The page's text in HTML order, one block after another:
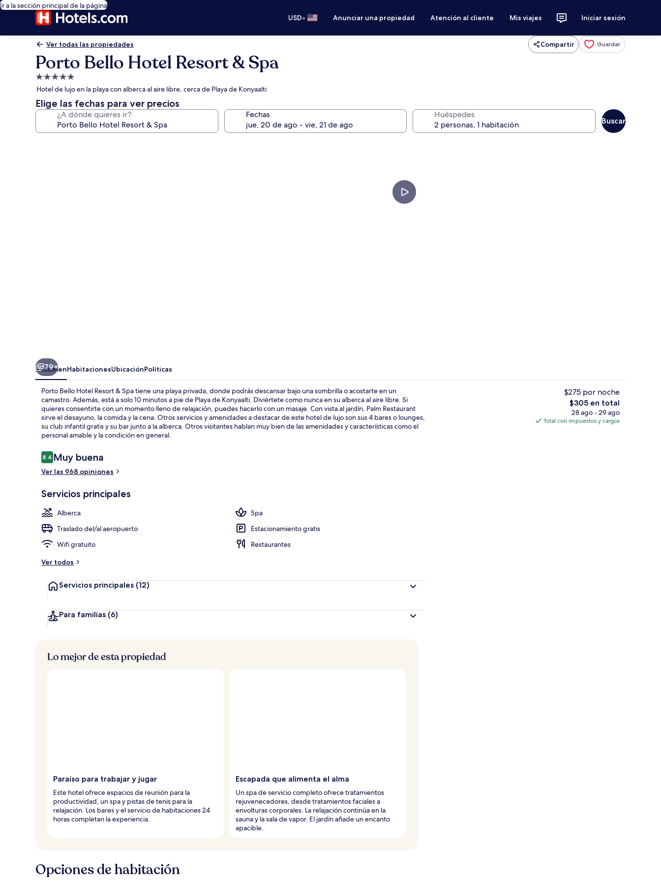
Ir a la sección principal de la página
USD• Anunciar una propiedad Atención al cliente Mis viajes Iniciar sesión
Ver todas las propiedades Compartir Guardar
Porto Bello Hotel Resort & Spa
Propiedad
de
5.0
estrellas
Hotel de lujo en la playa con alberca al aire libre, cerca de Playa de Konyaalti
Elige las fechas para ver precios
¿A dónde quieres ir? Fechas Huéspedes
Buscar
Exterior Exterior
79+
ResumenHabitacionesUbicaciónPolíticas
Porto Bello Hotel Resort & Spa tiene una playa privada, donde podrás descansar bajo una sombrilla o acostarte en un
camastro. Además, está a solo 10 minutos a pie de Playa de Konyaalti. Diviértete como nunca en su alberca al aire libre. Si
quieres consentirte con un momento lleno de relajación, puedes hacerlo con un masaje. Con vista al jardín, Palm Restaurant
sirve el desayuno, la comida y la cena. Otros servicios y amenidades a destacar de este hotel de lujo son sus 4 bares o lounges,
su club infantil gratis y su bar junto a la alberca. Otros visitantes hablan muy bien de las amenidades y características como el
personal amable y la condición en general.
Opiniones
8.48.4 de 10,
Muy buena
Ver las 968 opiniones
Servicios principales
Alberca
Spa
Traslado del/al aeropuerto
Estacionamiento gratis
Wifi gratuito
Restaurantes
Ver todos
Servicios principales (12)
Para familias (6)
$275 por noche
El
precio
total
$305 en total
28 ago - 29 ago
Total con impuestos y cargos
Lo mejor de esta propiedad
Paraíso para trabajar y jugar
Este hotel ofrece espacios de reunión para la
productividad, un spa y pistas de tenis para la
relajación. Los bares y el servicio de habitaciones 24
horas completan la experiencia.
Escapada que alimenta el alma
Un spa de servicio completo ofrece tratamientos
rejuvenecedores, desde tratamientos faciales a
envolturas corporales. La relajación continúa en la
sauna y la sala de vapor. El jardín añade un encanto
apacible.
Opciones de habitación